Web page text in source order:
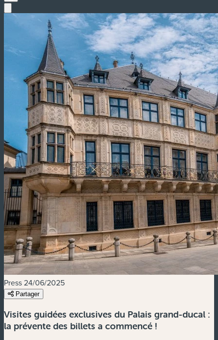
Press24/06/2025
Partager
Visites guidées exclusives du Palais grand-ducal :
la prévente des billets a commencé !